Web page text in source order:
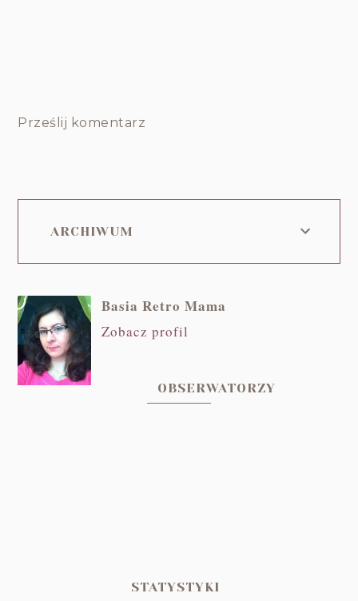
Prześlij komentarz
ARCHIWUM
Basia Retro Mama
Zobacz profil
OBSERWATORZY
STATYSTYKI